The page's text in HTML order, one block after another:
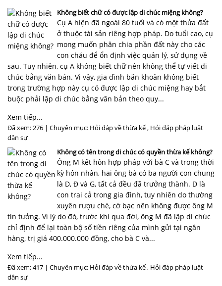
ĐẤT
VĂN
BẢN
BIỂU
MẪU
HỆ
Không biết chữ có được lập di chúc miệng không?
Cụ A hiện đã ngoài 80 tuổi và có một thửa đất
ở thuộc tài sản riêng hợp pháp. Do tuổi cao, cụ
mong muốn phân chia phần đất này cho các
con cháu để ổn định việc quản lý, sử dụng về
sau. Tuy nhiên, cụ A không biết chữ nên không thể tự viết di
chúc bằng văn bản. Vì vậy, gia đình băn khoăn không biết
trong trường hợp này cụ có được lập di chúc miệng hay bắt
buộc phải lập di chúc bằng văn bản theo quy...
Xem tiếp...
Đã xem: 276 | Chuyên mục: Hỏi đáp về thừa kế , Hỏi đáp pháp luật
dân sự
Không có tên trong di chúc có quyền thừa kế không?
Ông M kết hôn hợp pháp với bà C và trong thời
kỳ hôn nhân, hai ông bà có ba người con chung
là D, Đ và G, tất cả đều đã trưởng thành. D là
con trai cả trong gia đình, tuy nhiên do thường
xuyên rượu chè, cờ bạc nên không được ông M
tin tưởng. Vì lý do đó, trước khi qua đời, ông M đã lập di chúc
chỉ định để lại toàn bộ số tiền riêng của mình gửi tại ngân
hàng, trị giá 400.000.000 đồng, cho bà C và...
Xem tiếp...
Đã xem: 417 | Chuyên mục: Hỏi đáp về thừa kế , Hỏi đáp pháp luật
dân sự